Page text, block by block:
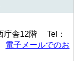
庁舎12階 Tel：
電子メールでのお